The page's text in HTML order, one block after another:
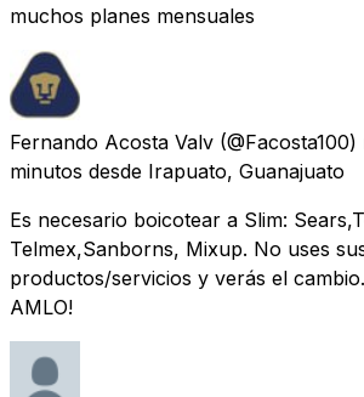
muchos planes mensuales
Fernando Acosta Valv
minutos desde Irapuato, Guanajuato
Es necesario boicotear a Slim:
Telmex,Sanborns, Mixup. No uses
productos/servicios y verás el
AMLO!